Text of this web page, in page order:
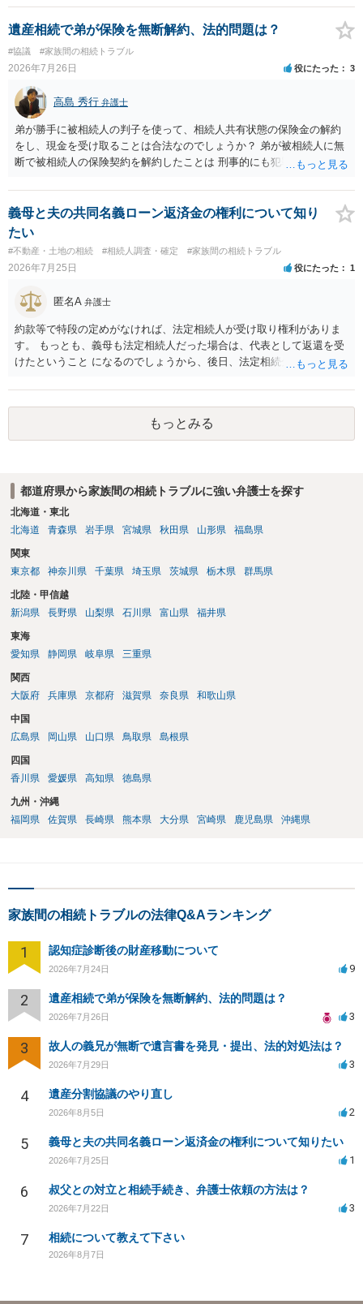
遺産相続で弟が保険を無断解約、法的問題は？
#協議 #家族間の相続トラブル
2026年7月26日 役にたった 3
高島 秀行 弁護士
弟が勝手に被相続人の判子を使って、相続人共有状態の保険金の解約
をし、現金を受け取ることは合法なのでしょうか？ 弟が被相続人に無
断で被相続人の保険契約を解約したことは 刑事的にも犯罪となる可能
された書類のコピーを取得して、弁護士に面談で詳しい事情を話して
相談 されたら良いと思います。
義母と夫の共同名義ローン返済金の権利について知り
たい
#不動産・土地の相続 #相続人調査・確定 #家族間の相続トラブル
2026年7月25日 役にたった 1
匿名A 弁護士
約款等で特段の定めがなければ、法定相続人が受け取り権利がありま
す。 もっとも、義母も法定相続人だった場合は、代表として返還を受
けたということ になるのでしょうから、後日、法定相続分に基づいて
もっとみる
都道府県から家族間の相続トラブルに強い弁護士を探す
北海道・東北
北海道
青森県 岩手県 宮城県 秋田県 山形県 福島県
関東
東京都
神奈川県 千葉県 埼玉県 茨城県 栃木県 群馬県
北陸・甲信越
新潟県
長野県 山梨県 石川県 富山県 福井県
東海
愛知県
静岡県 岐阜県 三重県
関西
大阪府
兵庫県 京都府 滋賀県 奈良県 和歌山県
中国
広島県
岡山県 山口県 鳥取県 島根県
四国
香川県
愛媛県 高知県 徳島県
九州・沖縄
福岡県
佐賀県 長崎県 熊本県 大分県 宮崎県 鹿児島県 沖縄県
家族間の相続トラブルの法律Q&Aランキング
1 認知症診断後の財産移動について
2026年7月24日 9
2 遺産相続で弟が保険を無断解約、法的問題は？
2026年7月26日 3
3 故人の義兄が無断で遺言書を発見・提出、法的対処法は？
2026年7月29日 3
4 遺産分割協議のやり直し
2026年8月5日 2
5 義母と夫の共同名義ローン返済金の権利について知りたい
2026年7月25日 1
6 叔父との対立と相続手続き、弁護士依頼の方法は？
2026年7月22日 3
7 相続について教えて下さい
2026年8月7日